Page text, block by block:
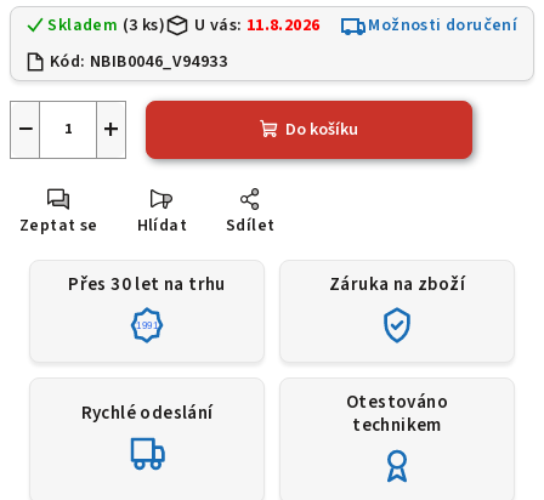
Skladem (3 ks) U vás: 11.8.2026
Možnosti doručení
Kód: NBIB0046_V94933
+
− Do košíku
Zeptat se Hlídat Sdílet
Přes 30 let na trhu
1991
Záruka na zboží
Rychlé odeslání
Otestováno
technikem